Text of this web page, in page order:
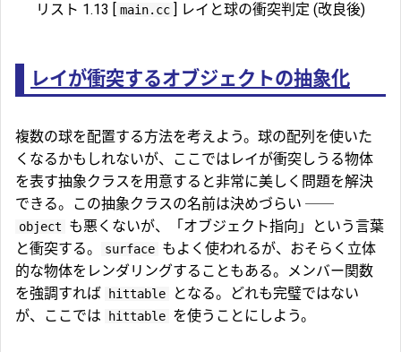
リスト 1.13 [ main.cc ] レイと球の衝突判定 (改良後)
レイが衝突するオブジェクトの抽象化
複数の球を配置する方法を考えよう。球の配列を使いた
くなるかもしれないが、ここではレイが衝突しうる物体
を表す抽象クラスを用意すると非常に美しく問題を解決
できる。この抽象クラスの名前は決めづらい ──
object
も悪くないが、「オブジェクト指向」という言葉
と衝突する。
surface もよく使われるが、おそらく立体
的な物体をレンダリングすることもある。メンバー関数
を強調すれば
hittable
となる。どれも完璧ではない
が、ここでは
hittable を使うことにしよう。